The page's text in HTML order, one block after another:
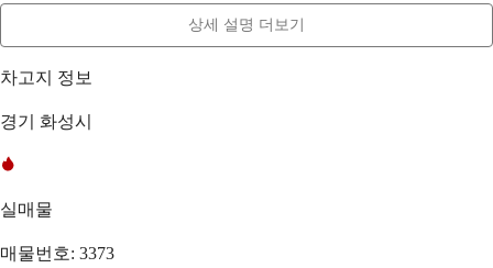
상세 설명 더보기
차고지 정보
경기 화성시
실매물
매물번호: 3373